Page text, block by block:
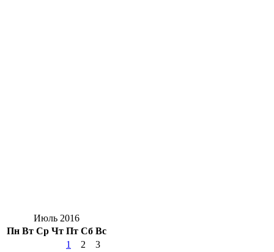
Июль 2016
Пн Вт Ср Чт Пт Сб Вс
1
2
3